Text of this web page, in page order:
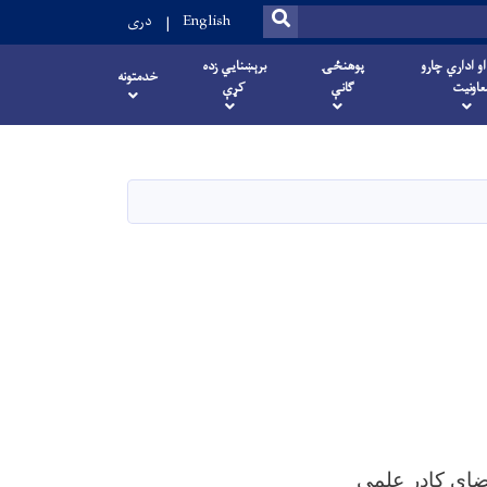
SEARCH
English دری
اداري چارو
پوهنځۍ
ګانې
برېښنایي زده
کړې
خدمتونه
کادر علمی